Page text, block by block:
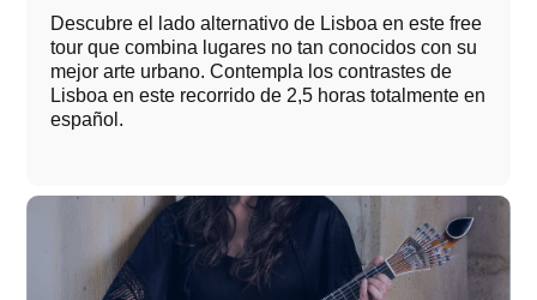
Descubre el lado alternativo de Lisboa en este free
tour que combina lugares no tan conocidos con su
mejor arte urbano. Contempla los contrastes de
Lisboa en este recorrido de 2,5 horas totalmente en
español.